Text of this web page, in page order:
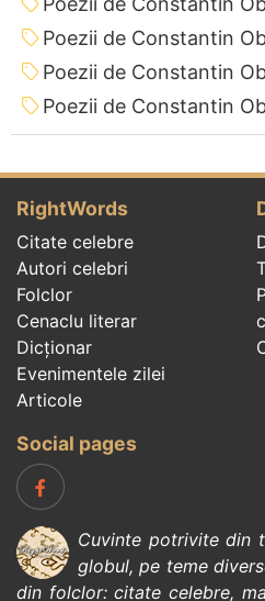
Poezii de Constantin
Poezii de Constantin
Poezii de Constantin
RightWords
Citate celebre
Autori celebri
Folclor
Cenaclu literar
Dicționar
Evenimentele zilei
Articole
Social pages
Cuvinte potrivite din
globul, pe teme
din folclor:citate celebre,